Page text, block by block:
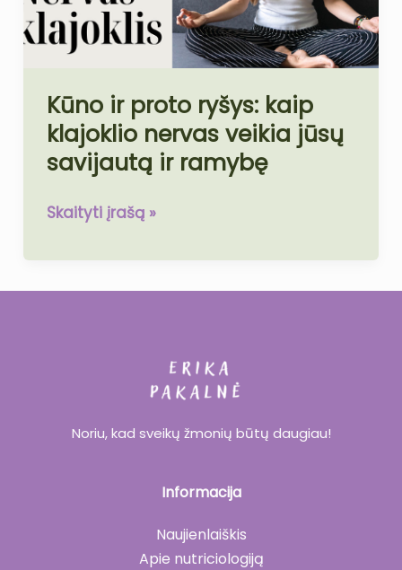
Kūno ir proto ryšys: kaip
klajoklio nervas veikia jūsų
savijautą ir ramybę
klajoklio
nervas
veikia
savijautą
ir
ramybę
Skaityti įrašą »
Noriu, kad sveikų žmonių būtų daugiau!
Informacija
Naujienlaiškis
Apie nutriciologiją